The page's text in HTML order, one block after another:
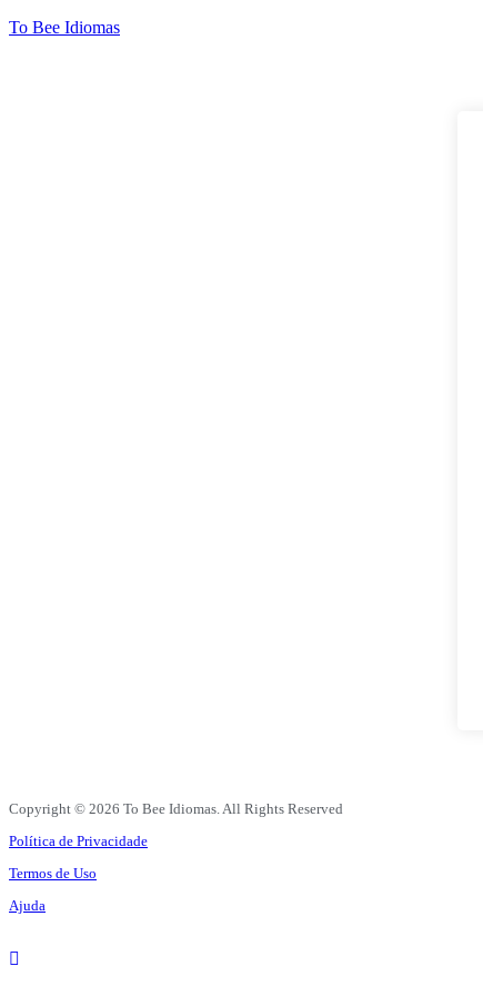
Ir
To Bee Idiomas
Copyright © 2026 To Bee Idiomas. All Rights Reserved
Política de Privacidade
Termos de Uso
Ajuda